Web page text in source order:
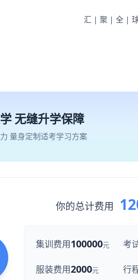
汇|聚|全|
无缝升学保障
量身定制适考学习方案
你的总计费用
集训费用100000元 考
服装费用2000元 行